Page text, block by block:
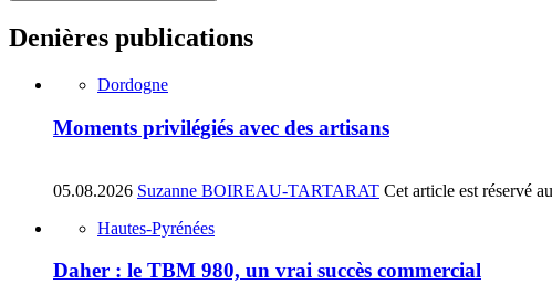
Denières publications
Dordogne
Moments privilégiés avec des artisans
05.08.2026 Suzanne BOIREAU-TARTARAT Cet article est réservé
Hautes-Pyrénées
Daher : le TBM 980, un vrai succès commercial